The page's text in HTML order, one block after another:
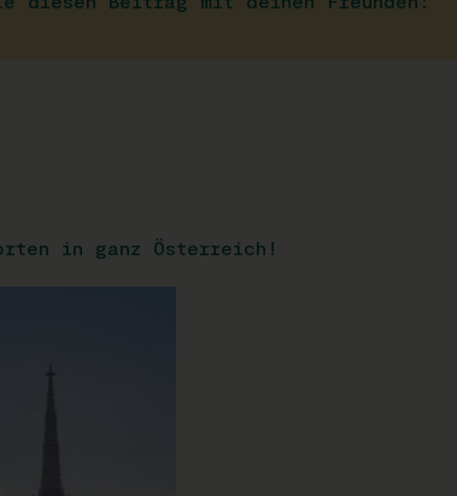
in ganz Österreich!